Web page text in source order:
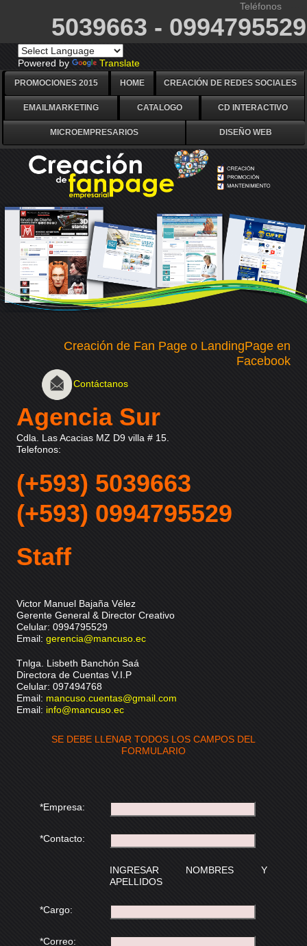
Teléfonos
5039663 - 0994795529
Powered by Translate
PROMOCIONES 2015 HOME CREACIÓN DE REDES SOCIALES
EMAILMARKETING CATALOGO CD INTERACTIVO
MICROEMPRESARIOS DISEÑO WEB
Creación de Fan Page o LandingPage en
Facebook
Contáctanos
Agencia Sur
Cdla. Las Acacias MZ D9 villa # 15.
Telefonos:
(+593) 5039663
(+593) 0994795529
Staff
Victor Manuel Bajaña Vélez
Gerente General & Director Creativo
Celular: 0994795529
Email:gerencia@mancuso.ec
Tnlga. Lisbeth Banchón Saá
Directora de Cuentas V.I.P
Celular: 097494768
Email: mancuso.cuentas@gmail.com
Email: info@mancuso.ec
SE DEBE LLENAR TODOS LOS CAMPOS DEL
FORMULARIO
*Empresa:
*Contacto:
INGRESAR NOMBRES Y
APELLIDOS
*Cargo:
*Correo: